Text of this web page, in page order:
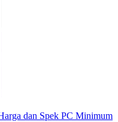
dan Spek PC Minimum